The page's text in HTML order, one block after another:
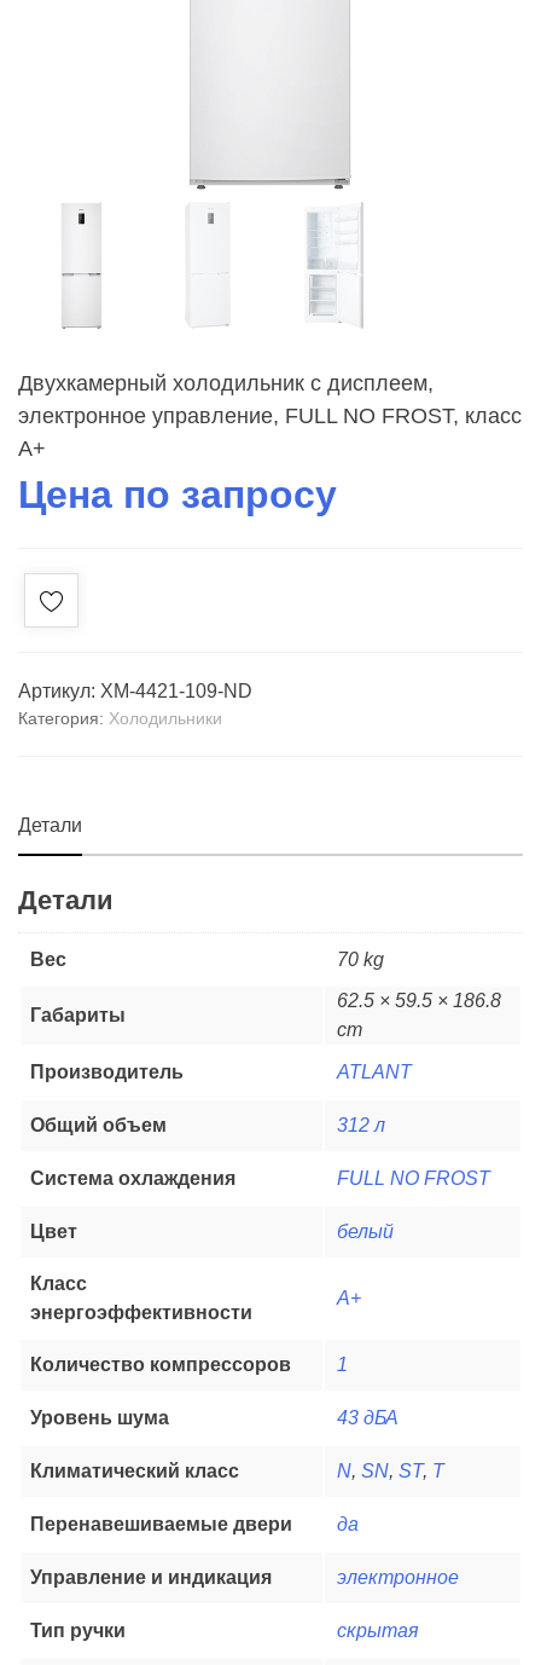
Двухкамерный холодильник с дисплеем,
электронное управление, FULL NO FROST, класс
A+
Цена по запросу
Артикул: ХМ-4421-109-ND
Категория: Холодильники
Детали
Детали
Вес 70 kg
Габариты
62.5 × 59.5 × 186.8
cm
Производитель ATLANT
Общий объем 312 л
Система охлаждения FULL NO FROST
Цвет белый
Класс
энергоэффективности
А+
Количество компрессоров 1
Уровень шума 43 дБА
Климатический класс N, SN, ST, T
Перенавешиваемые двери да
Управление и индикация электронное
Тип ручки скрытая